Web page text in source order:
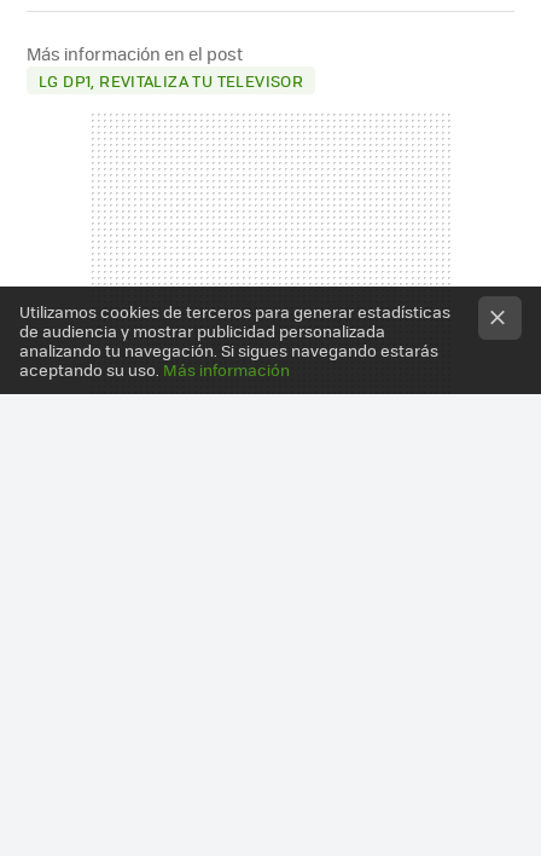
FACEBOOK
X
E-
MAIL
Más información en el post
LG DP1, REVITALIZA TU TELEVISOR
Utilizamos cookies de terceros para generar estadísticas
de audiencia y mostrar publicidad personalizada
analizando tu navegación. Si sigues navegando estarás
aceptando su uso. Más información